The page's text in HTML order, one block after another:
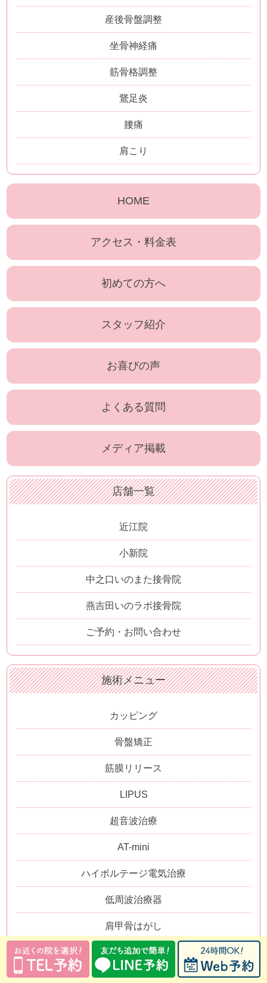
産後骨盤調整
坐骨神経痛
筋骨格調整
鵞足炎
腰痛
肩こり
HOME
アクセス・料金表
初めての方へ
スタッフ紹介
お喜びの声
よくある質問
メディア掲載
店舗一覧
近江院
小新院
中之口いのまた接骨院
燕吉田いのラボ接骨院
ご予約・お問い合わせ
施術メニュー
カッピング
骨盤矯正
筋膜リリース
LIPUS
超音波治療
AT-mini
ハイボルテージ電気治療
低周波治療器
肩甲骨はがし
筋骨格調整
姿勢矯正・猫背矯正